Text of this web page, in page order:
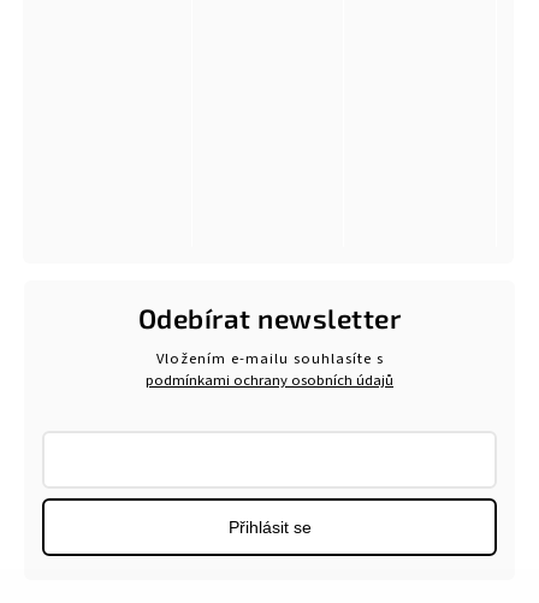
Odebírat newsletter
Vložením e-mailu souhlasíte s
podmínkami ochrany osobních údajů
Přihlásit se